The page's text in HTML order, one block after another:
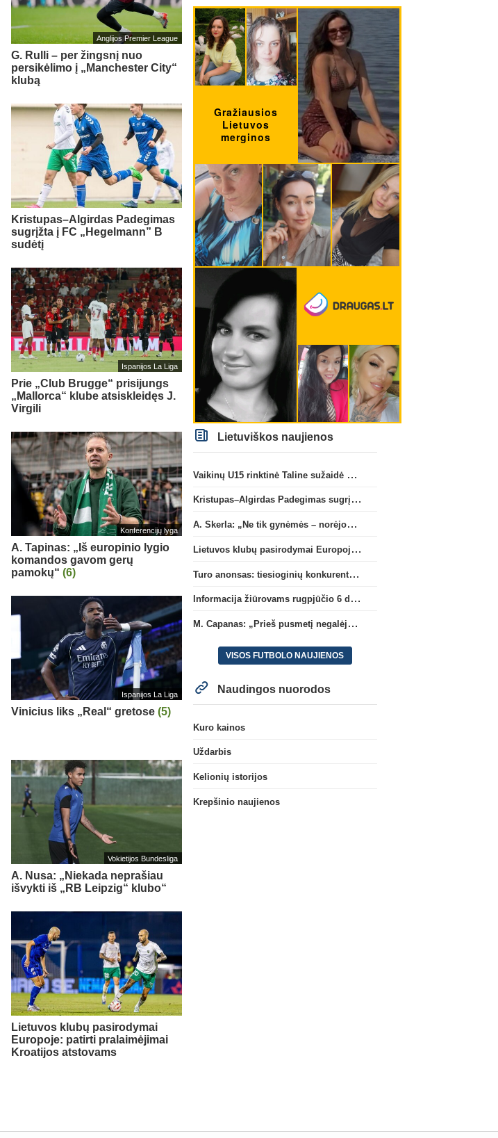
Anglijos Premier League
G. Rulli – per žingsnį nuo
persikėlimo į „Manchester City“
klubą
Kristupas–Algirdas Padegimas
sugrįžta į FC „Hegelmann” B
sudėtį
Ispanijos La Liga
Prie „Club Brugge“ prisijungs
„Mallorca“ klube atsiskleidęs J.
Virgili
Konferencijų lyga
A. Tapinas: „Iš europinio lygio
komandos gavom gerų
pamokų“ (6)
Ispanijos La Liga
Vinicius liks „Real“ gretose (5)
Vokietijos Bundesliga
A. Nusa: „Niekada neprašiau
išvykti iš „RB Leipzig“ klubo“
Lietuvos klubų pasirodymai
Europoje: patirti pralaimėjimai
Kroatijos atstovams
Lietuviškos naujienos
Vaikinų U15 rinktinė Taline sužaidė pirmąsias kontrolines rungtynes
Kristupas–Algirdas Padegimas sugrįžta į FC „Hegelmann” B sudėtį
A. Skerla: „Ne tik gynėmės – norėjome atakuoti“
Lietuvos klubų pasirodymai Europoje: patirti pralaimėjimai Kroatijos atstovams
Turo anonsas: tiesioginių konkurentų dvikova Gargžduose
Informacija žiūrovams rugpjūčio 6 d. UEFA rungtynėms
M. Capanas: „Prieš pusmetį negalėjau net įsivaizduoti, kad žaisime prieš „Hajduk“
VISOS FUTBOLO NAUJIENOS
Naudingos nuorodos
Kuro kainos
Uždarbis
Kelionių istorijos
Krepšinio naujienos